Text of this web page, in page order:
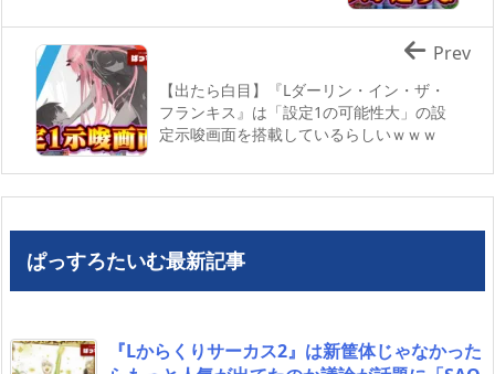
【出たら白目】『Lダーリン・イン・ザ・
フランキス』は「設定1の可能性大」の設
定示唆画面を搭載しているらしいｗｗｗ
Prev
ぱっすろたいむ最新記事
『Lからくりサーカス2』は新筐体じゃなかった